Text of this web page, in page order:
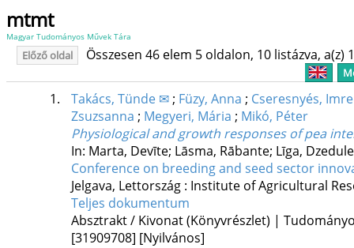
mtmt
Magyar Tudományos Művek Tára
Előző oldal Összesen 46 elem 5 oldalon, 10 listázva, a(z)
1. Takács, Tünde ✉; Füzy, Anna ; Cseresnyés, Imre
Zsuzsanna ; Megyeri, Mária ; Mikó, Péter
Physiological and growth responses of pea
In: Marta, Devīte; Lāsma, Rābante; Līga,
Conference on breeding and seed sector
Jelgava, Lettország : Institute of Agricultural
Teljes dokumentum
Absztrakt / Kivonat (Könyvrészlet) |
[31909708] [Nyilvános]